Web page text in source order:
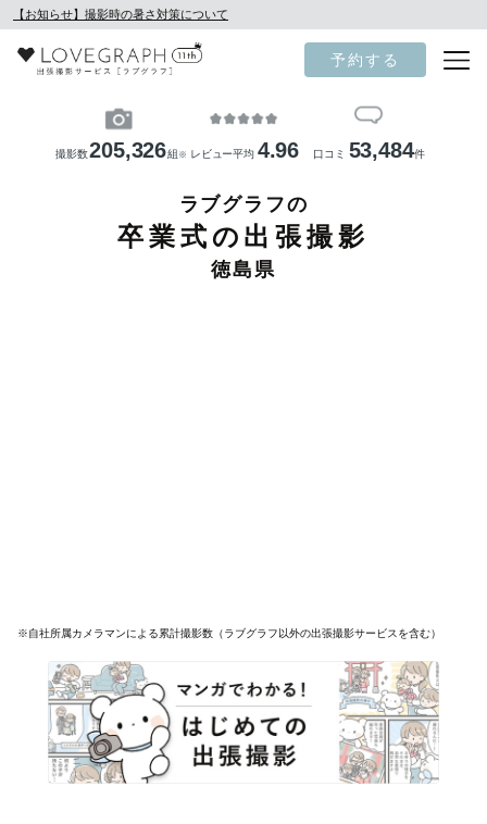
【お知らせ】撮影時の暑さ対策について
予約する
撮影数205,326組 ※ レビュー平均 4.96 口コミ 53,484件
ラブグラフの
卒業式の出張撮影
徳島県
※自社所属カメラマンによる累計撮影数（ラブグラフ以外の出張撮影サービスを含む）